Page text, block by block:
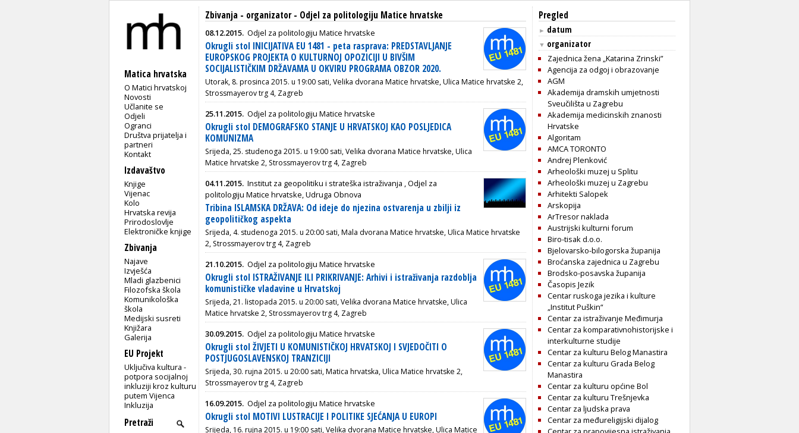
Matica hrvatska
O Matici hrvatskoj
Novosti
Učlanite se
Odjeli
Ogranci
Društva prijatelja i
partneri
Kontakt
Izdavaštvo
Knjige
Vijenac
Kolo
Hrvatska revija
Prirodoslovlje
Elektroničke knjige
Zbivanja
Najave
Izvješća
Mladi glazbenici
Filozofska škola
Komunikološka
škola
Medijski susreti
Knjižara
Galerija
EU Projekt
Uključiva kultura -
potpora socijalnoj
inkluziji kroz kulturu
putem Vijenca
Inkluzija
Zbivanja - organizator - Odjel za politologiju Matice hrvatske
08.12.2015. Odjel za politologiju Matice hrvatske
Okrugli stol INICIJATIVA EU 1481 - peta rasprava: PREDSTAVLJANJE
EUROPSKOG PROJEKTA O KULTURNOJ OPOZICIJI U BIVŠIM
SOCIJALISTIČKIM DRŽAVAMA U OKVIRU PROGRAMA OBZOR 2020.
Utorak, 8. prosinca 2015. u 19:00 sati, Velika dvorana Matice hrvatske, Ulica Matice hrvatske 2,
Strossmayerov trg 4, Zagreb
25.11.2015. Odjel za politologiju Matice hrvatske
Okrugli stol DEMOGRAFSKO STANJE U HRVATSKOJ KAO POSLJEDICA
KOMUNIZMA
Srijeda, 25. studenoga 2015. u 19:00 sati, Velika dvorana Matice hrvatske, Ulica
Matice hrvatske 2, Strossmayerov trg 4, Zagreb
04.11.2015. Institut za geopolitiku i strateška istraživanja , Odjel za
politologiju Matice hrvatske, Udruga Obnova
Tribina ISLAMSKA DRŽAVA: Od ideje do njezina ostvarenja u zbilji iz
geopolitičkog aspekta
Srijeda, 4. studenoga 2015. u 20:00 sati, Mala dvorana Matice hrvatske, Ulica Matice hrvatske
2, Strossmayerov trg 4, Zagreb
21.10.2015. Odjel za politologiju Matice hrvatske
Okrugli stol ISTRAŽIVANJE ILI PRIKRIVANJE: Arhivi i istraživanja razdoblja
komunističke vladavine u Hrvatskoj
Srijeda, 21. listopada 2015. u 20:00 sati, Velika dvorana Matice hrvatske, Ulica
Matice hrvatske 2, Strossmayerov trg 4, Zagreb
30.09.2015. Odjel za politologiju Matice hrvatske
Okrugli stol ŽIVJETI U KOMUNISTIČKOJ HRVATSKOJ I SVJEDOČITI O
POSTJUGOSLAVENSKOJ TRANZICIJI
Srijeda, 30. rujna 2015. u 20:00 sati, Matica hrvatska, Ulica Matice hrvatske 2,
Strossmayerov trg 4, Zagreb
16.09.2015. Odjel za politologiju Matice hrvatske
Okrugli stol MOTIVI LUSTRACIJE I POLITIKE SJEĆANJA U EUROPI
Srijeda, 16. rujna 2015. u 19:00 sati, Velika dvorana Matice hrvatske, Ulica Matice
Pregled
► datum
▼ organizator
Zajednica žena „Katarina Zrinski”
Agencija za odgoj i obrazovanje
AGM
Akademija dramskih umjetnosti
Sveučilišta u Zagrebu
Akademija medicinskih znanosti
Hrvatske
Algoritam
AMCA TORONTO
Andrej Plenković
Arheološki muzej u Splitu
Arheološki muzej u Zagrebu
Arhitekti Salopek
Arskopija
ArTresor naklada
Austrijski kulturni forum
Biro-tisak d.o.o.
Bjelovarsko-bilogorska županija
Broćanska zajednica u Zagrebu
Brodsko-posavska županija
Časopis Jezik
Centar ruskoga jezika i kulture
„Institut Puškin“
Centar za istraživanje Međimurja
Centar za komparativnohistorijske i
interkulturne studije
Centar za kulturu Belog Manastira
Centar za kulturu Grada Belog
Manastira
Centar za kulturu općine Bol
Centar za kulturu Trešnjevka
Centar za ljudska prava
Centar za međureligijski dijalog